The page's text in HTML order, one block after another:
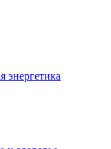
энергетика